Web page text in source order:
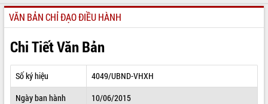
GIỚI THIỆU
LÃNH ĐẠO UBND TỈNH
TIN TỨC SỰ KIỆN
SỞ, BAN, NGÀNH
VĂN BẢN CHỈ ĐẠO ĐIỀU HÀNH
Chi Tiết Văn Bản
Số ký hiệu
4049/UBND-VHXH
Ngày ban hành
10/06/2015